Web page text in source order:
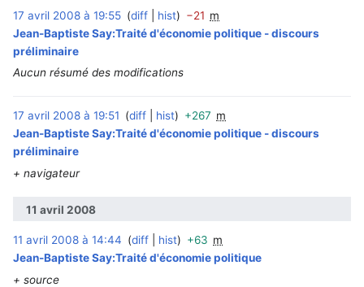
17 avril 2008 à 19:55 diff hist −21 m
Jean-Baptiste Say:Traité d'économie politique - discours
préliminaire
Aucun résumé des modifications
17 avril 2008 à 19:51 diff hist +267 m
Jean-Baptiste Say:Traité d'économie politique - discours
préliminaire
+ navigateur
11 avril 2008
11 avril 2008 à 14:44 diff hist +63 m
Jean-Baptiste Say:Traité d'économie politique
+ source